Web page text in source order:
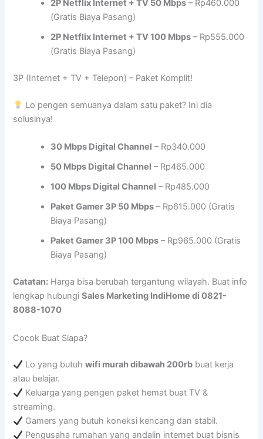
2P Netflix Internet + TV 50 Mbps – Rp460.000
(Gratis Biaya Pasang)
2P Netflix Internet + TV 100 Mbps – Rp555.000
(Gratis Biaya Pasang)
3P (Internet + TV + Telepon) – Paket Komplit!
Lo pengen semuanya dalam satu paket? Ini dia
solusinya!
30 Mbps Digital Channel – Rp340.000
50 Mbps Digital Channel – Rp465.000
100 Mbps Digital Channel – Rp485.000
Paket Gamer 3P 50 Mbps – Rp615.000 (Gratis
Biaya Pasang)
Paket Gamer 3P 100 Mbps – Rp965.000 (Gratis
Biaya Pasang)
Catatan: Harga bisa berubah tergantung wilayah. Buat info
lengkap hubungiSales Marketing IndiHome di 0821-
8088-1070
Cocok Buat Siapa?
Lo yang butuhwifi murah dibawah 200rb buat kerja
atau belajar.
Keluarga yang pengen paket hemat buat TV &
streaming.
Gamers yang butuh koneksi kencang dan stabil.
Pengusaha rumahan yang andalin internet buat bisnis